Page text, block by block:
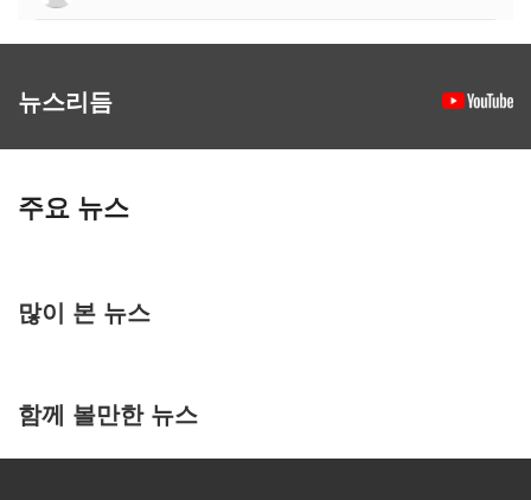
뉴스리듬
주요 뉴스
많이 본 뉴스
함께 볼만한 뉴스